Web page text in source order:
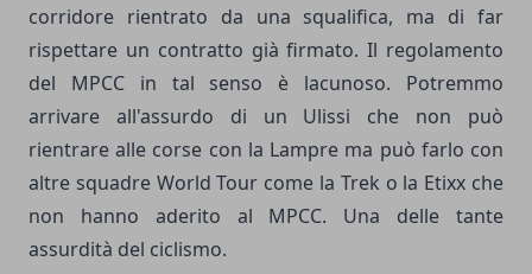
corridore rientrato da una squalifica, ma di far
rispettare un contratto già firmato. Il regolamento
del MPCC in tal senso è lacunoso. Potremmo
arrivare all'assurdo di un Ulissi che non può
rientrare alle corse con la Lampre ma può farlo con
altre squadre World Tour come la Trek o la Etixx che
non hanno aderito al MPCC. Una delle tante
assurdità del ciclismo.